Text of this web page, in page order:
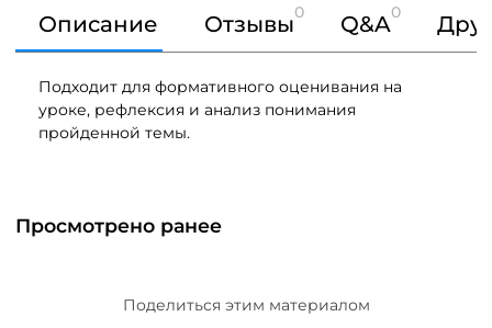
Описание Отзывы0 Q&A0
Подходит для формативного оценивания на
уроке, рефлексия и анализ понимания
пройденной темы.
Просмотрено ранее
Поделиться этим материалом